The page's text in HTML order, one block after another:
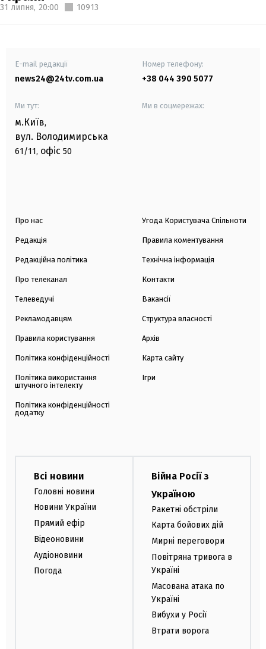
31 липня, 20:00 10913
E-mail редакції
news24@24tv.com.ua
Номер телефону:
+38 044 390 5077
Ми тут:
м.Київ,
вул. Володимирська
61/11, офіс 50
Ми в соцмережах:
Про нас
Редакція
Редакційна політика
Про телеканал
Телеведучі
Рекламодавцям
Правила користування
Політика конфіденційності
Політика використання
штучного інтелекту
Політика конфіденційності
додатку
Угода Користувача Спільноти
Правила коментування
Технічна інформація
Контакти
Вакансії
Структура власності
Архів
Карта сайту
Ігри
Всі новини
Головні новини
Новини України
Прямий ефір
Відеоновини
Аудіоновини
Погода
Війна Росії з
Україною
Ракетні обстріли
Карта бойових дій
Мирні переговори
Повітряна тривога в
Україні
Масована атака по
Україні
Вибухи у Росії
Втрати ворога